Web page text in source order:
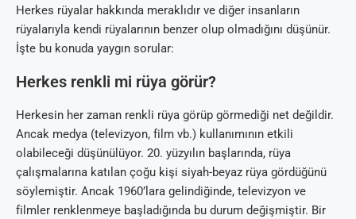
Herkes rüyalar hakkında meraklıdır ve diğer insanların
rüyalarıyla kendi rüyalarının benzer olup olmadığını düşünür.
İşte bu konuda yaygın sorular:
Herkes renkli mi rüya görür?
Herkesin her zaman renkli rüya görüp görmediği net değildir.
Ancak medya (televizyon, film vb.) kullanımının etkili
olabileceği düşünülüyor. 20. yüzyılın başlarında, rüya
çalışmalarına katılan çoğu kişi siyah-beyaz rüya gördüğünü
söylemiştir. Ancak 1960’lara gelindiğinde, televizyon ve
filmler renklenmeye başladığında bu durum değişmiştir. Bir